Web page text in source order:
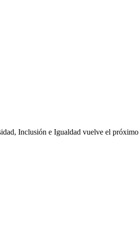
Inclusión e Igualdad vuelve el